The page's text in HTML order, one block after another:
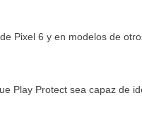
Pixel 6 y en modelos de
Play Protect sea capaz de